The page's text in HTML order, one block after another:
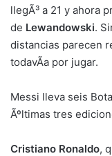
llegÃ³ a 21 y ahora
de Lewandowski.
distancias parecen
todavÃ­a por jugar.
Messi lleva seis
Ãºltimas tres
Cristiano Ronaldo,